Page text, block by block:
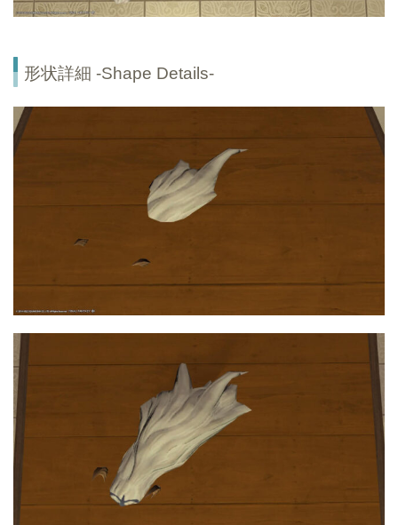
形状詳細 -Shape Details-